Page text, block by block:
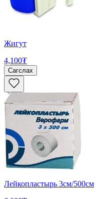
Жигут
4,100₮
Сагслах
Лейкопластырь 3см/500см